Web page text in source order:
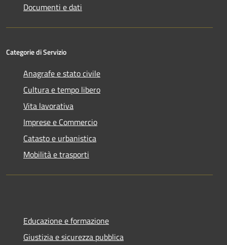
Documenti e dati
Categorie di Servizio
Anagrafe e stato civile
Cultura e tempo libero
Vita lavorativa
Imprese e Commercio
Catasto e urbanistica
Mobilità e trasporti
Educazione e formazione
Giustizia e sicurezza pubblica